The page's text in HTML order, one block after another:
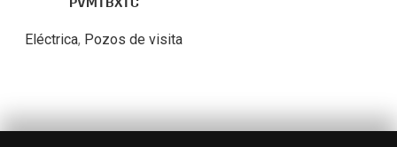
Eléctrica, Pozos de visita